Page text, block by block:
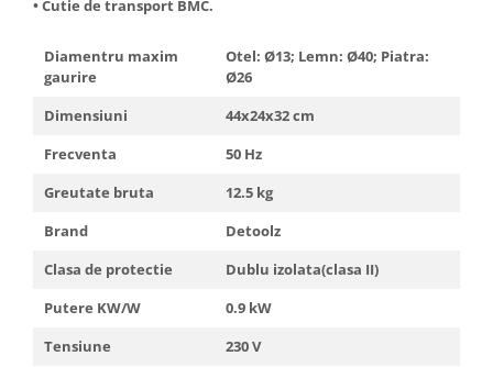
• Cutie de transport BMC.
Diamentru maxim
gaurire
Otel: Ø13; Lemn: Ø40; Piatra:
Ø26
Dimensiuni
44x24x32 cm
Frecventa
50 Hz
Greutate bruta
12.5 kg
Brand
Detoolz
Clasa de protectie
Dublu izolata(clasa II)
Putere KW/W
0.9 kW
Tensiune
230 V